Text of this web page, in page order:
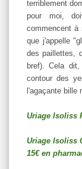
terriblement
pour moi,
commencent à
que j'appelle
des paillettes,
bref). Cela
contour des
l'agaçante bille
Uriage Isoliss
Uriage Isoliss
15€ en